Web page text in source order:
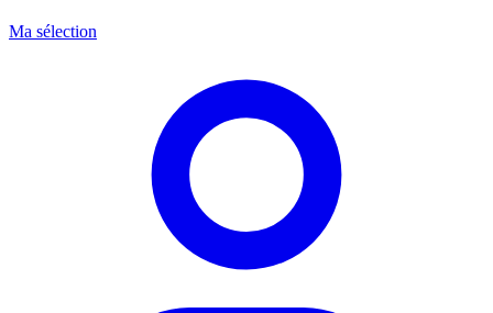
Ma sélection